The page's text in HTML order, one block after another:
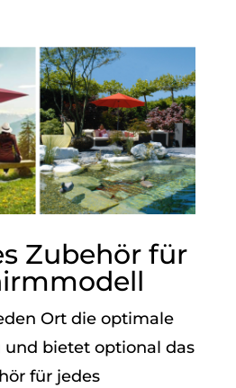
Zubehör für
Ort die optimale
und bietet optional das
für jedes